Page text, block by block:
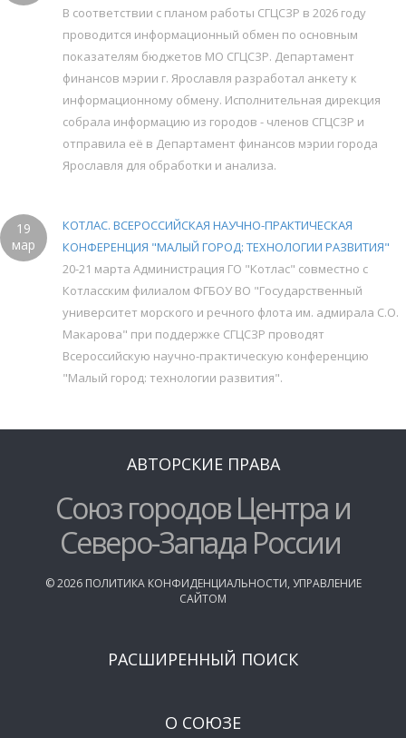
В соответствии с планом работы СГЦСЗР в 2026 году
проводится информационный обмен по основным
показателям бюджетов МО СГЦСЗР. Департамент
финансов мэрии г. Ярославля разработал анкету к
информационному обмену. Исполнительная дирекция
собрала информацию из городов - членов СГЦСЗР и
отправила её в Департамент финансов мэрии города
Ярославля для обработки и анализа.
19
мар
КОТЛАС. ВСЕРОССИЙСКАЯ НАУЧНО-ПРАКТИЧЕСКАЯ
КОНФЕРЕНЦИЯ "МАЛЫЙ ГОРОД: ТЕХНОЛОГИИ РАЗВИТИЯ"
20-21 марта Администрация ГО "Котлас" совместно с
Котласским филиалом ФГБОУ ВО "Государственный
университет морского и речного флота им. адмирала С.О.
Макарова" при поддержке СГЦСЗР проводят
Всероссийскую научно-практическую конференцию
"Малый город: технологии развития".
АВТОРСКИЕ ПРАВА
Союз городов Центра и
Северо-Запада России
©2026 ПОЛИТИКА КОНФИДЕНЦИАЛЬНОСТИ, УПРАВЛЕНИЕ
САЙТОМ
РАСШИРЕННЫЙ ПОИСК
О СОЮЗЕ